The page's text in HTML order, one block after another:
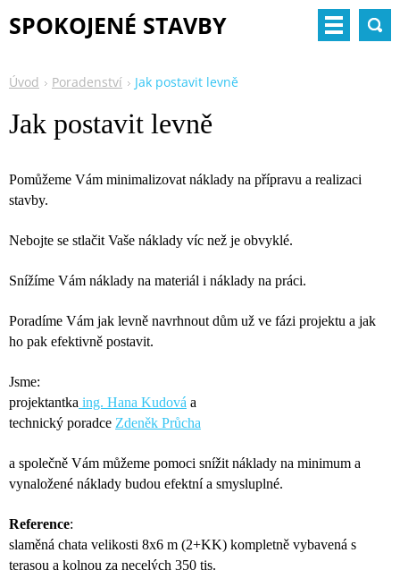
SPOKOJENÉ STAVBY
Úvod Poradenství Jak postavit levně
Jak postavit levně
Pomůžeme Vám minimalizovat náklady na přípravu a realizaci
stavby.
Nebojte se stlačit Vaše náklady víc než je obvyklé.
Snížíme Vám náklady na materiál i náklady na práci.
Poradíme Vám jak levně navrhnout dům už ve fázi projektu a jak
ho pak efektivně postavit.
Jsme:
projektantka ing. Hana Kudová a
technický poradce Zdeněk Průcha
a společně Vám můžeme pomoci snížit náklady na minimum a
vynaložené náklady budou efektní a smysluplné.
Reference:
slaměná chata velikosti 8x6 m (2+KK) kompletně vybavená s
terasou a kolnou za necelých 350 tis.